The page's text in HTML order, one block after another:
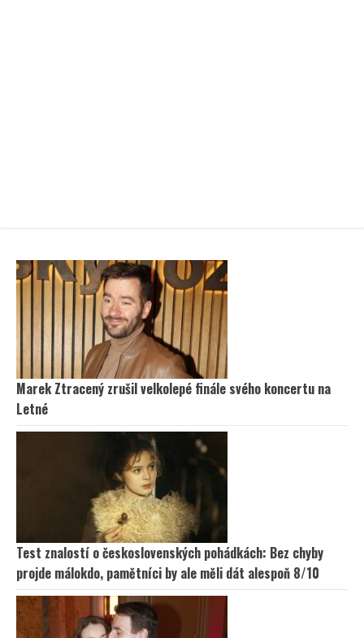
Marek Ztracený zrušil velkolepé finále svého koncertu na
Letné
Test znalostí o československých pohádkách: Bez chyby
projde málokdo, pamětníci by ale měli dát alespoň 8/10